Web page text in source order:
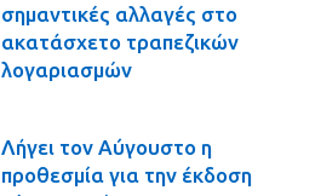
σημαντικές αλλαγές στο
ακατάσχετο τραπεζικών
λογαριασμών
Λήγει τον Αύγουστο η
προθεσμία για την έκδοση